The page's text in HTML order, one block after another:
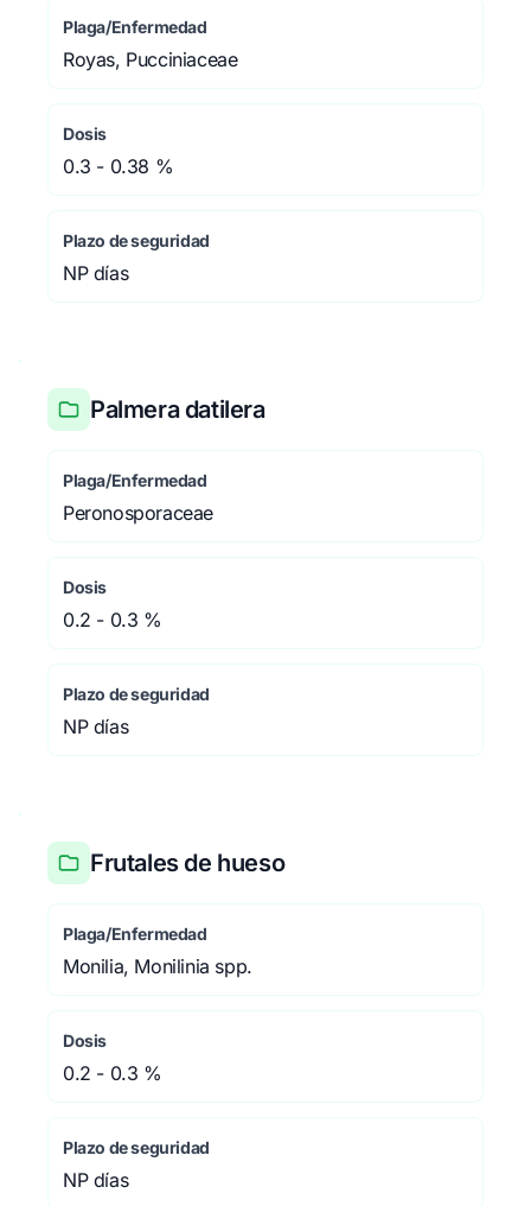
Plaga/Enfermedad
Royas, Pucciniaceae
Dosis
0.3 - 0.38 %
Plazo de seguridad
NP días
Palmera datilera
Plaga/Enfermedad
Peronosporaceae
Dosis
0.2 - 0.3 %
Plazo de seguridad
NP días
Frutales de hueso
Plaga/Enfermedad
Monilia, Monilinia spp.
Dosis
0.2 - 0.3 %
Plazo de seguridad
NP días